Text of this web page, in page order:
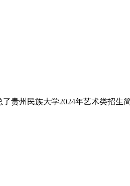
贵州民族大学2024年艺术类招生